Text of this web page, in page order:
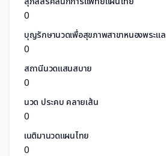
0
บุญรักษานวดเพื่อสุขภาพสาขาหนองพระแล
0
สถานีนวดแสนสบาย
0
นวด ประคบ คลายเส้น
0
เนติมานวดแผนไทย
0